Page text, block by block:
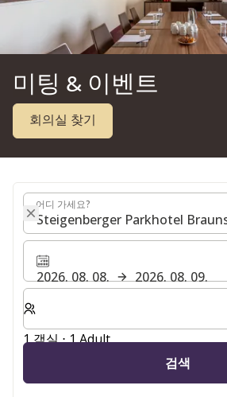
미팅 & 이벤트
회의실 찾기
어디 가세요?
어디 가세요?
2026. 08. 08.
2026. 08. 09.
숙박할 객실 및 게스트 수 선택
1 객실 ⋅ 1 Adult
검색